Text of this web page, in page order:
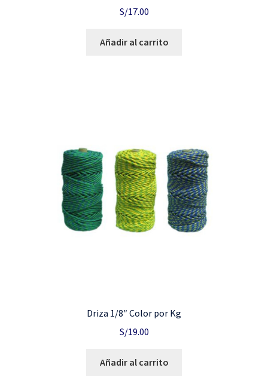
S/17.00
Añadir al carrito
Driza 1/8″ Color por Kg
S/19.00
Añadir al carrito